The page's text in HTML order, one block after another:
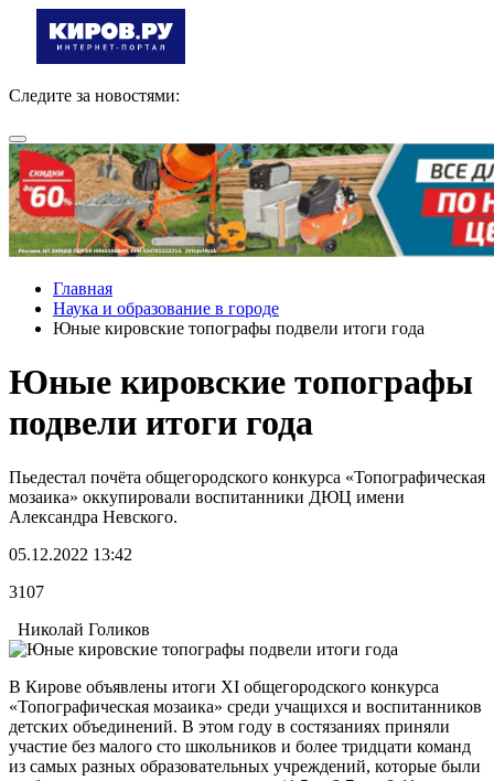
Следите за новостями:
Главная
Наука и образование в городе
Юные кировские топографы подвели итоги года
Юные кировские топографы
подвели итоги года
Пьедестал почёта общегородского конкурса «Топографическая
мозаика» оккупировали воспитанники ДЮЦ имени
Александра Невского.
05.12.2022 13:42
3107
Николай Голиков
В Кирове объявлены итоги XI общегородского конкурса
«Топографическая мозаика» среди учащихся и воспитанников
детских объединений. В этом году в состязаниях приняли
участие без малого сто школьников и более тридцати команд
из самых разных образовательных учреждений, которые были